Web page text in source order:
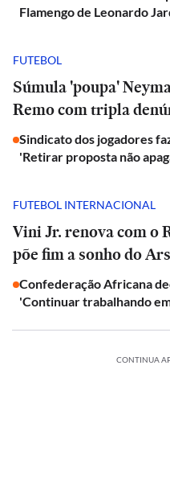
Flamengo de Leonardo
FUTEBOL
Súmula 'poupa'
Remo com tripla
Sindicato dos jogadores
'Retirar proposta não
FUTEBOL INTERNACIONAL
Vini Jr. renova com o
põe fim a sonho do
Confederação Africana
'Continuar trabalhando
CONTINUA